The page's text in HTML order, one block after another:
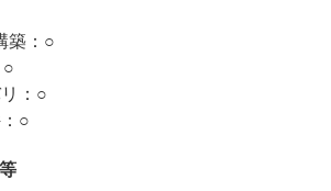
築：○
○
：○
○